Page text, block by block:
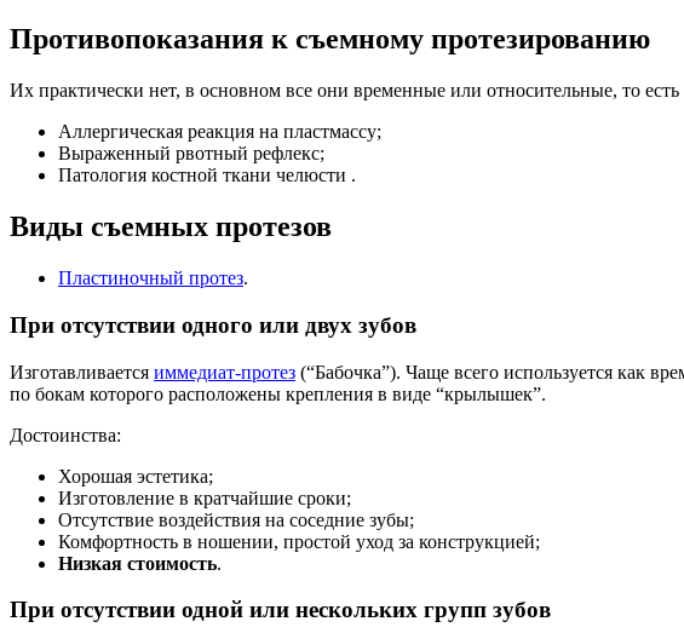
Противопоказания к съемному протезированию
Их практически нет, в основном все они временные или относительные, то
Аллергическая реакция на пластмассу;
Выраженный рвотный рефлекс;
Патология костной ткани челюсти .
Виды съемных протезов
Пластиночный протез.
При отсутствии одного или двух зубов
Изготавливается иммедиат-протез (“Бабочка”). Чаще всего используется как
по бокам которого расположены крепления в виде “крылышек”.
Достоинства:
Хорошая эстетика;
Изготовление в кратчайшие сроки;
Отсутствие воздействия на соседние зубы;
Комфортность в ношении, простой уход за конструкцией;
Низкая стоимость.
При отсутствии одной или нескольких групп зубов